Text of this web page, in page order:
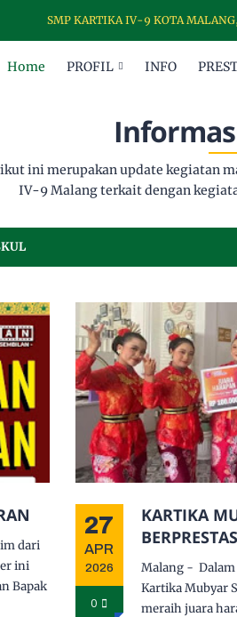
SMP KARTIKA IV-9 KOTA MALANG,
Home PROFIL INFO
ini merupakan update kegiatan
IV-9 Malang terkait dengan
dari
ini
Bapak
27
APR
2026
0
KARTIKA
Malang -
Kartika Mubyar
meraih juara